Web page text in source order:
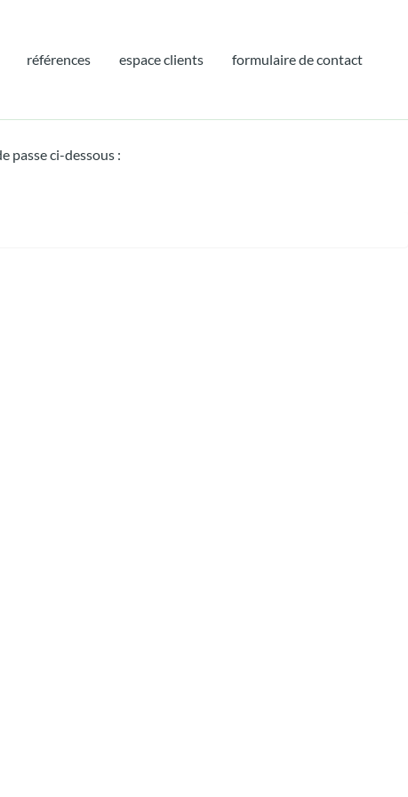
références espace clients formulaire de contact
passe ci-dessous :